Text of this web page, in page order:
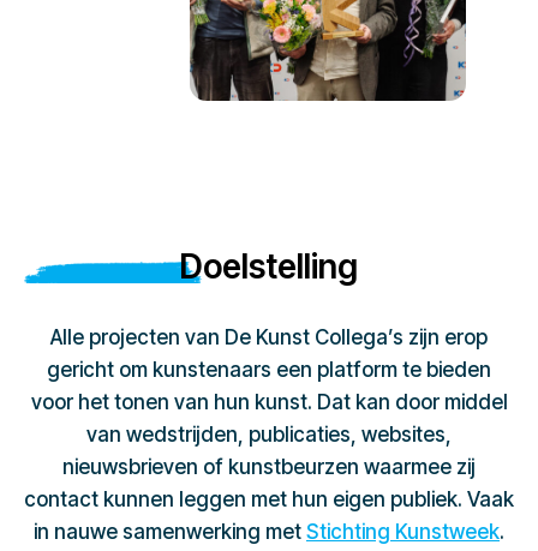
Doelstelling
Alle projecten van De Kunst Collega’s zijn erop
gericht om kunstenaars een platform te bieden
voor het tonen van hun kunst. Dat kan door middel
van wedstrijden, publicaties, websites,
nieuwsbrieven of kunstbeurzen waarmee zij
contact kunnen leggen met hun eigen publiek. Vaak
in nauwe samenwerking met Stichting Kunstweek.